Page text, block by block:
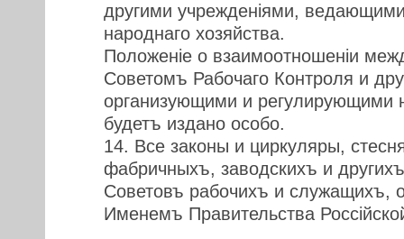
другими учрежденiями,
народнаго хозяйства.
Положенiе о взаимоотношенiи
Советомъ Рабочаго Контроля и
организующими и регулирующими
будетъ издано особо.
14. Все законы и циркуляры,
фабричныхъ, заводскихъ и
Советовъ рабочихъ и служащихъ,
Именемъ Правительства